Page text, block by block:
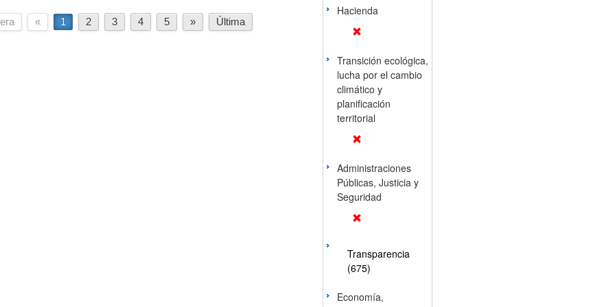
« 1 2 3 4 5 » Última
Hacienda
Transición ecológica,
lucha por el cambio
climático y
planificación
territorial
Administraciones
Públicas, Justicia y
Seguridad
Transparencia
(675)
Economía,